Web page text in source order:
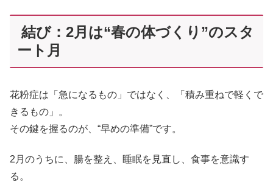
結び：2月は“春の体づくり”のスタ
ート月
花粉症は「急になるもの」ではなく、「積み重ねで軽くで
きるもの」。
その鍵を握るのが、“早めの準備”です。
2月のうちに、腸を整え、睡眠を見直し、食事を意識す
る。